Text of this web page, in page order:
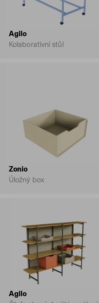
Agilo
Kolaborativní stůl
Zonio
Úložný box
Agilo